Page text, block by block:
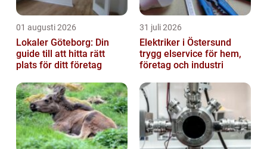
01 augusti 2026
Lokaler Göteborg: Din
guide till att hitta rätt
plats för ditt företag
31 juli 2026
Elektriker i Östersund
trygg elservice för hem,
företag och industri